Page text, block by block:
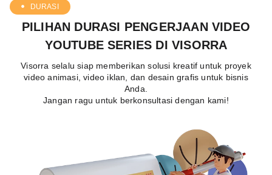
DURASI
PILIHAN DURASI PENGERJAAN VIDEO
YOUTUBE SERIES DI VISORRA
Visorra selalu siap memberikan solusi kreatif untuk proyek
video animasi, video iklan, dan desain grafis untuk bisnis
Anda.
Jangan ragu untuk berkonsultasi dengan kami!